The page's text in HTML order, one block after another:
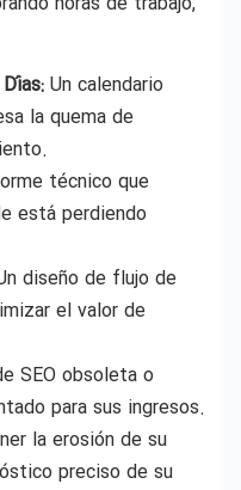
Un calendario
la quema de
técnico que
está perdiendo
diseño de flujo de
el valor de
SEO obsoleta o
para sus ingresos.
la erosión de su
preciso de su